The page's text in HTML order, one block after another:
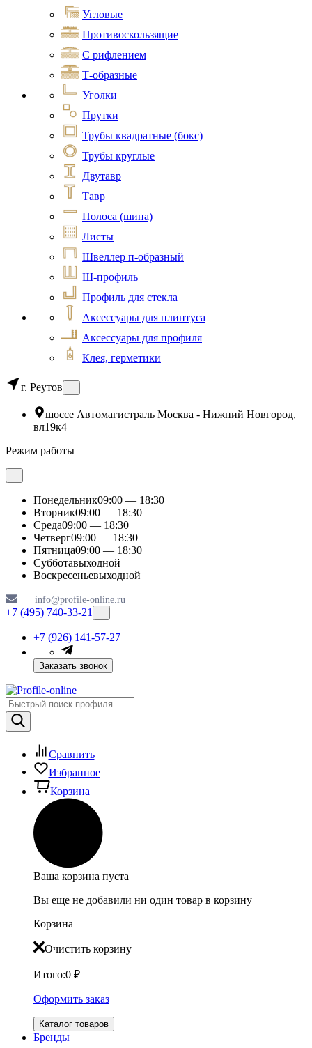
Угловые
Противоскользящие
С рифлением
Т-образные
Уголки
Прутки
Трубы квадратные (бокс)
Трубы круглые
Двутавр
Тавр
Полоса (шина)
Листы
Швеллер п-образный
Ш-профиль
Профиль для стекла
Аксессуары для плинтуса
Аксессуары для профиля
Клея, герметики
г. Реутов
шоссе Автомагистраль Москва - Нижний Новгород,
вл19к4
Режим работы
Понедельник09:00 — 18:30
Вторник09:00 — 18:30
Среда09:00 — 18:30
Четверг09:00 — 18:30
Пятница09:00 — 18:30
Субботавыходной
Воскресеньевыходной
info@profile-online.ru
+7 (495) 740-33-21
+7 (926) 141-57-27
Заказать звонок
Сравнить
Избранное
Корзина
Ваша корзина пуста
Вы еще не добавили ни один товар в корзину
Корзина
Очистить корзину
Итого:0 ₽
Оформить заказ
Каталог товаров
Бренды